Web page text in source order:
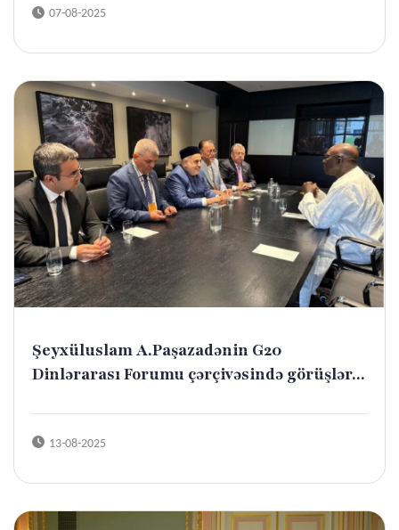
07-08-2025
Şeyxüluslam A.Paşazadənin G20
Dinlərarası Forumu çərçivəsində görüşlər...
13-08-2025